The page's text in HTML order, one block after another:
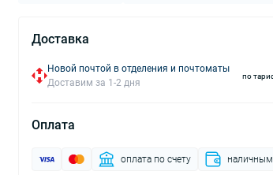
Доставка
Новой почтой в отделения и почтоматы
Доставим за 1-2 дня
по
Оплата
оплата по счету